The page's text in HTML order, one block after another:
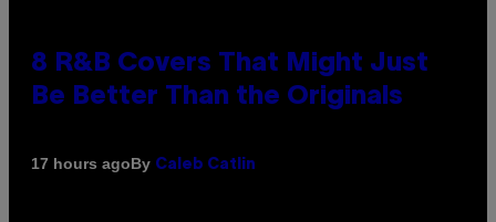
8 R&B Covers That Might Just
Be Better Than the Originals
17 hours agoBy Caleb Catlin